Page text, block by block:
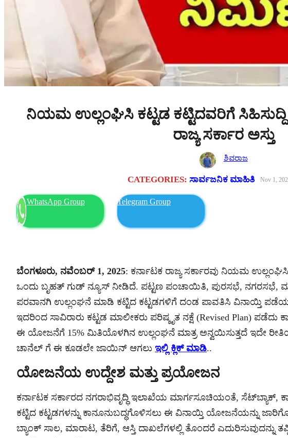
ನಿಯಮ ಉಲ್ಲಂಘಿಸಿ ಕಟ್ಟಡ ಕಟ್ಟಿದವರಿಗೆ ಸಿಹಿಸುದ್ದಿ
ರಾಜ್ಯ ಸರ್ಕಾರ ಅಸ್ತು
ಶಿವರಾಜ
CATEGORIES: ಸಾರ್ವಜನಿಕ ಮಾಹಿತಿ Nov 1,
WhatsApp Group Telegram Group
ಬೆಂಗಳೂರು, ನವೆಂಬರ್ 1, 2025: ಕರ್ನಾಟಕ ರಾಜ್ಯ ಸರ್ಕಾರವು ನಿಯಮ
ಒಂದು ಬೃಹತ್ ಗುಡ್ ನ್ಯೂಸ್ ನೀಡಿದೆ. ಪಟ್ಟಣ ಪಂಚಾಯಿತಿ, ಪುರಸಭೆ, ನಗರಸಭೆ,
ಪರವಾನಗಿ ಉಲ್ಲಂಘನೆ ಮಾಡಿ ಕಟ್ಟಿದ ಕಟ್ಟಡಗಳಿಗೆ ದಂಡ ಪಾವತಿಸಿ ವಿನಾಯ್ತಿ
ಇದರಿಂದ ಸಾವಿರಾರು ಕಟ್ಟಡ ಮಾಲೀಕರು ಪರಿಷ್ಕೃತ ನಕ್ಷೆ (Revised Plan)
ಈ ಯೋಜನೆಗೆ 15% ಮಿತಿಯೊಳಗಿನ ಉಲ್ಲಂಘನೆ ಮಾತ್ರ ಅನ್ವಯಿಸುತ್ತದೆ ಇದೇ
ಚಾನೆಲ್ ಗೆ ಈ ಕೂಡಲೇ ಜಾಯಿನ್ ಆಗಲು ಇಲ್ಲಿ ಕ್ಲಿಕ್ ಮಾಡಿ..
ಯೋಜನೆಯ ಉದ್ದೇಶ ಮತ್ತು ಪ್ರಯೋಜನ
ಕರ್ನಾಟಕ ಸರ್ಕಾರದ ನಗರಾಭಿವೃದ್ಧಿ ಇಲಾಖೆಯ ಮಾರ್ಗಸೂಚಿಯಂತೆ, ಸೆಟ್‌ಬ್ಯಾಕ್,
ಕಟ್ಟಿದ ಕಟ್ಟಡಗಳನ್ನು ಕಾನೂನುಬದ್ಧಗೊಳಿಸಲು ಈ ವಿನಾಯ್ತಿ ಯೋಜನೆಯನ್ನು
ಬ್ಯಾಂಕ್ ಸಾಲ, ಮಾರಾಟ, ತೆರಿಗೆ, ಆಸ್ತಿ ದಾಖಲೆಗಳಲ್ಲಿ ತೊಂದರೆ ಎದುರಿಸುವುದನ್ನು